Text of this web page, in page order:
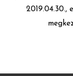
2019.04.30.,